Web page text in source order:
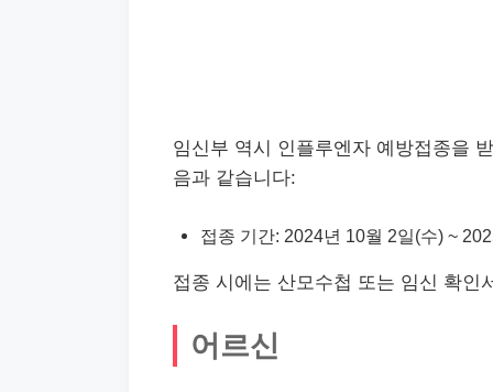
임신부 역시 인플루엔자 예방접종을
음과 같습니다:
접종 기간: 2024년 10월 2일(수) ~
접종 시에는 산모수첩 또는 임신 확인
어르신